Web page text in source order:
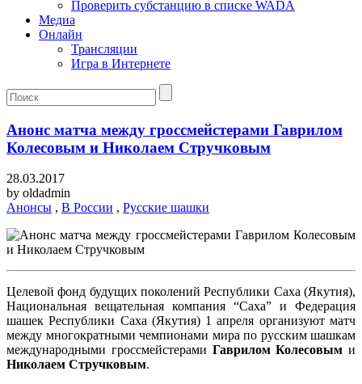
Проверить субстанцию в списке WADA
Медиа
Онлайн
Трансляции
Игра в Интернете
Анонс матча между гроссмейстерами Гаврилом
Колесовым и Николаем Стручковым
28.03.2017
by oldadmin
Анонсы , В России , Русские шашки
Целевой фонд будущих поколений Республики Саха (Якутия),
Национальная вещательная компания “Саха” и Федерация
шашек Республики Саха (Якутия) 1 апреля организуют матч
между многократными чемпионами мира по русским шашкам
международными гроссмейстерами Гаврилом Колесовым и
Николаем Стручковым.